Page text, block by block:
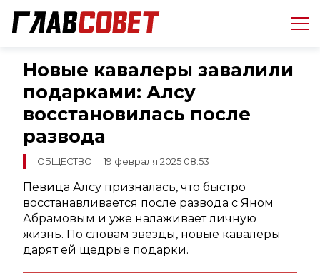
Новые кавалеры завалили
подарками: Алсу
восстановилась после
развода
ОБЩЕСТВО 19 февраля 2025 08:53
Певица Алсу призналась, что быстро
восстанавливается после развода с Яном
Абрамовым и уже налаживает личную
жизнь. По словам звезды, новые кавалеры
дарят ей щедрые подарки.